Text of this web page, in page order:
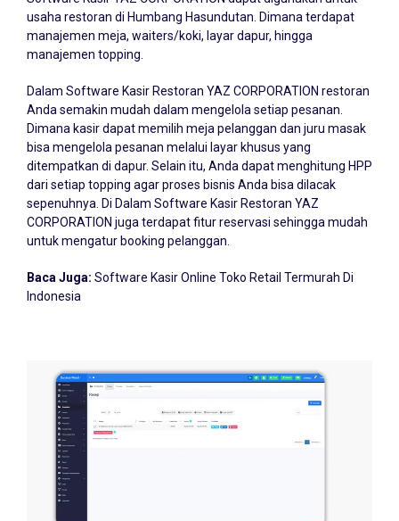
manajemen meja, waiters/koki, layar dapur, hingga
manajemen topping.
Anda semakin mudah dalam mengelola setiap pesanan.
Dimana kasir dapat memilih meja pelanggan dan juru masak
bisa mengelola pesanan melalui layar khusus yang
ditempatkan di dapur. Selain itu, Anda dapat menghitung HPP
dari setiap topping agar proses bisnis Anda bisa dilacak
sepenuhnya. Di Dalam Software Kasir Restoran YAZ
CORPORATION juga terdapat fitur reservasi sehingga mudah
untuk mengatur booking pelanggan.
Indonesia